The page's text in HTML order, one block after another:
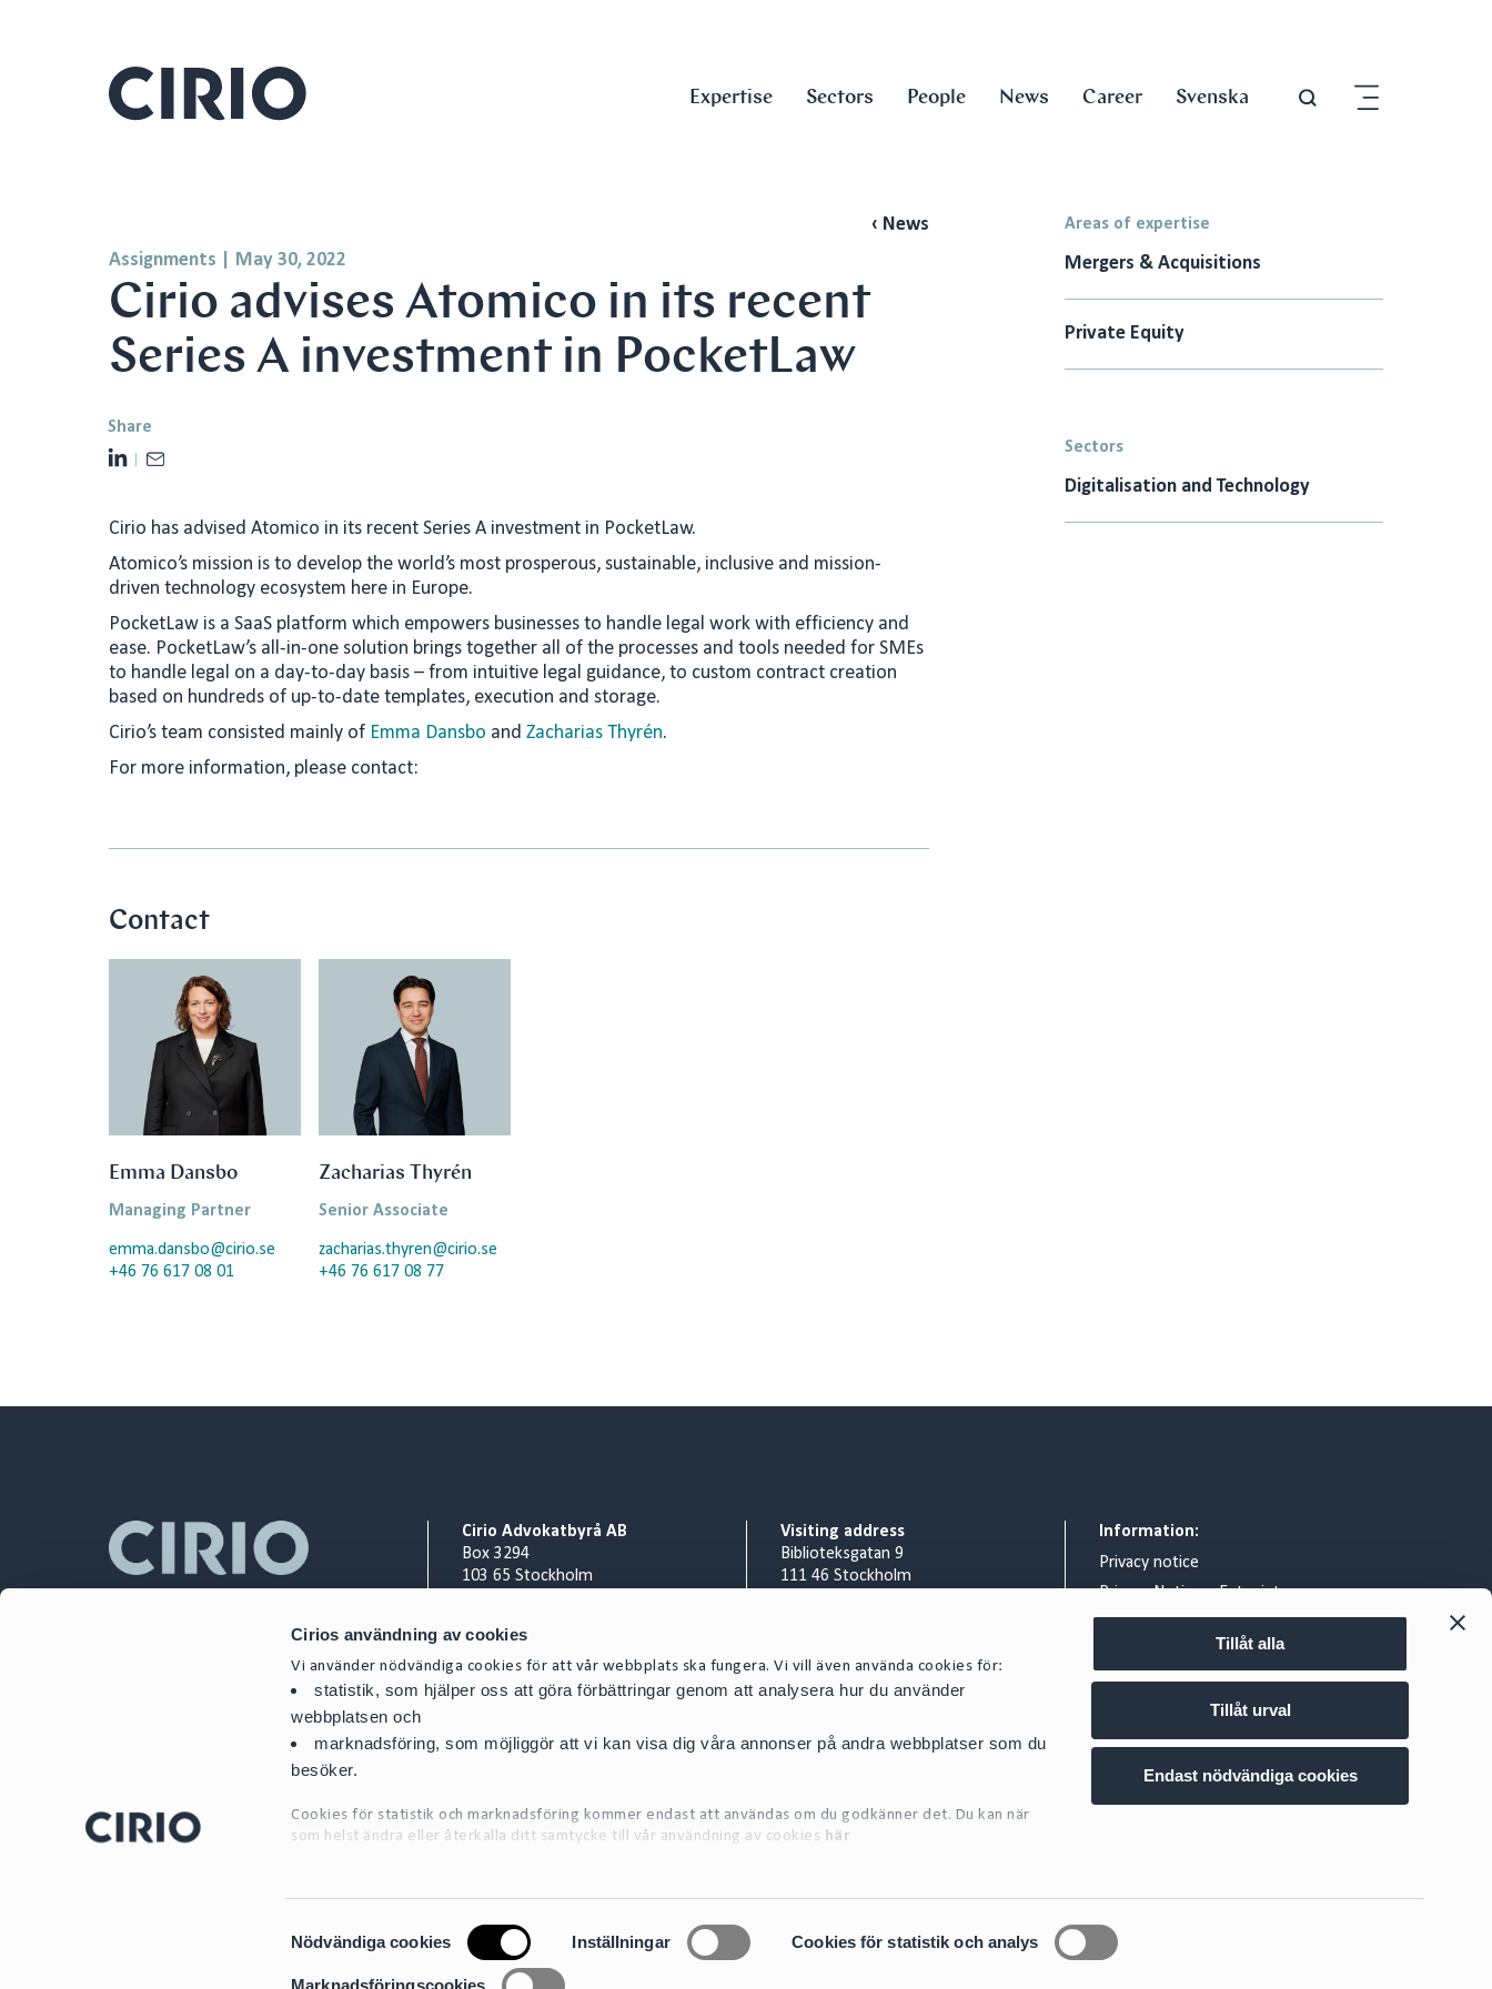
Cirios användning av cookies
Vi använder nödvändiga cookies för att vår webbplats ska fungera. Vi vill även använda cookies för:
statistik, som hjälper oss att göra förbättringar genom att analysera hur du använder
webbplatsen och
marknadsföring, som möjliggör att vi kan visa dig våra annonser på andra webbplatser som du
besöker.
Cookies för statistik och marknadsföring kommer endast att användas om du godkänner det. Du kan när
som helst ändra eller återkalla ditt samtycke till vår användning av cookies här
a
m
Nödvändiga cookies Inställningar Cookies för statistik och analys
Marknadsföringscookies
Tillåt alla
Tillåt urval
Endast nödvändiga cookies
Expertise Sectors People News Career Svenska
‹ News
Assignments
May 30, 2022
Cirio advises Atomico in its recent
Series A investment in PocketLaw
Share
L
e
I
n
l
Cirio has advised Atomico in its recent Series A investment in PocketLaw.
Atomico’s mission is to develop the world’s most prosperous, sustainable, inclusive and mission-
driven technology ecosystem here in Europe.
PocketLaw is a SaaS platform which empowers businesses to handle legal work with efficiency and
ease. PocketLaw’s all-in-one solution brings together all of the processes and tools needed for SMEs
to handle legal on a day-to-day basis – from intuitive legal guidance, to custom contract creation
based on hundreds of up-to-date templates, execution and storage.
Cirio’s team consisted mainly of Emma Dansbo andZacharias Thyrén.
For more information, please contact:
Contact
Emma Dansbo
Managing Partner
emma.dansbo@cirio.se
+46 76 617 08 01
Zacharias Thyrén
Senior Associate
zacharias.thyren@cirio.se
+46 76 617 08 77
Areas of expertise
Mergers & Acquisitions
Private Equity
Sectors
Digitalisation and Technology
Cirio Advokatbyrå AB
Box 3294
103 65 Stockholm
contact@cirio.se
Visiting address
Biblioteksgatan 9
111 46 Stockholm
SE 831 90 Östersund
SE-5569530008@pdf.scancloud.se
Information:
Privacy notice
Privacy Notice – Entry intercom
General terms & conditions
Exchange of information relating to
reportable cross border tax
Cookie policy